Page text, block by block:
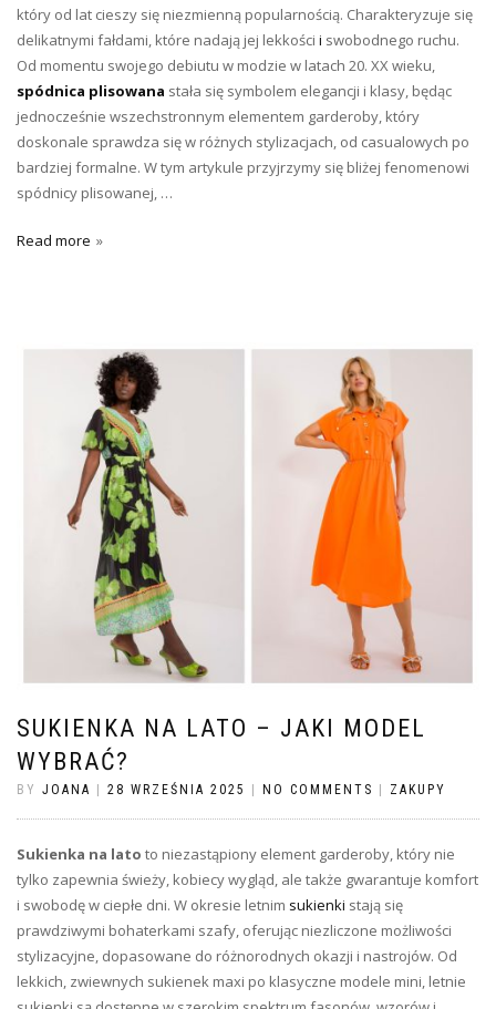
który od lat cieszy się niezmienną popularnością. Charakteryzuje się
delikatnymi fałdami, które nadają jej lekkości i swobodnego ruchu.
Od momentu swojego debiutu w modzie w latach 20. XX wieku,
spódnica plisowana stała się symbolem elegancji i klasy, będąc
jednocześnie wszechstronnym elementem garderoby, który
doskonale sprawdza się w różnych stylizacjach, od casualowych po
bardziej formalne. W tym artykule przyjrzymy się bliżej fenomenowi
spódnicy plisowanej, …
Read more
SUKIENKA NA LATO – JAKI MODEL
WYBRAĆ?
BY JOANA | 28 WRZEŚNIA 2025 | NO COMMENTS | ZAKUPY
Sukienka na lato to niezastąpiony element garderoby, który nie
tylko zapewnia świeży, kobiecy wygląd, ale także gwarantuje komfort
i swobodę w ciepłe dni. W okresie letnim sukienki stają się
prawdziwymi bohaterkami szafy, oferując niezliczone możliwości
stylizacyjne, dopasowane do różnorodnych okazji i nastrojów. Od
lekkich, zwiewnych sukienek maxi po klasyczne modele mini, letnie